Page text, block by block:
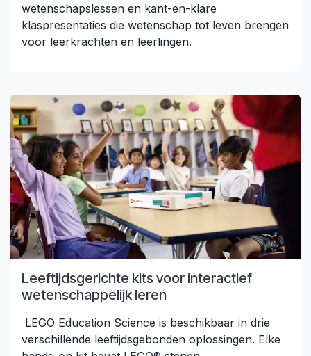
wetenschapslessen en kant-en-klare
klaspresentaties die wetenschap tot leven brengen
voor leerkrachten en leerlingen.
Leeftijdsgerichte kits voor interactief
wetenschappelijk leren
LEGO Education Science is beschikbaar in drie
verschillende leeftijdsgebonden oplossingen. Elke